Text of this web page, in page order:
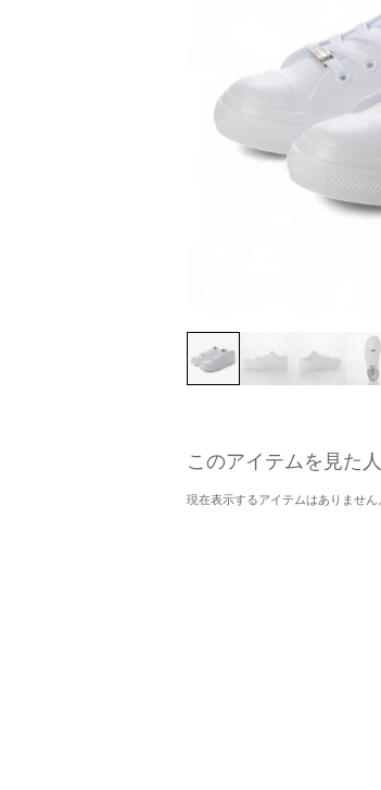
このアイテムを見た
現在表示するアイテムはありません